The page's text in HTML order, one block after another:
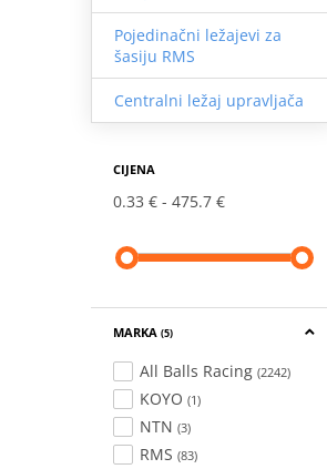
Pojedinačni ležajevi za
šasiju RMS
Centralni ležaj upravljača
CIJENA
0.33 € 475.7 €
MARKA (5)
All Balls Racing (2242)
KOYO (1)
NTN (3)
RMS (83)